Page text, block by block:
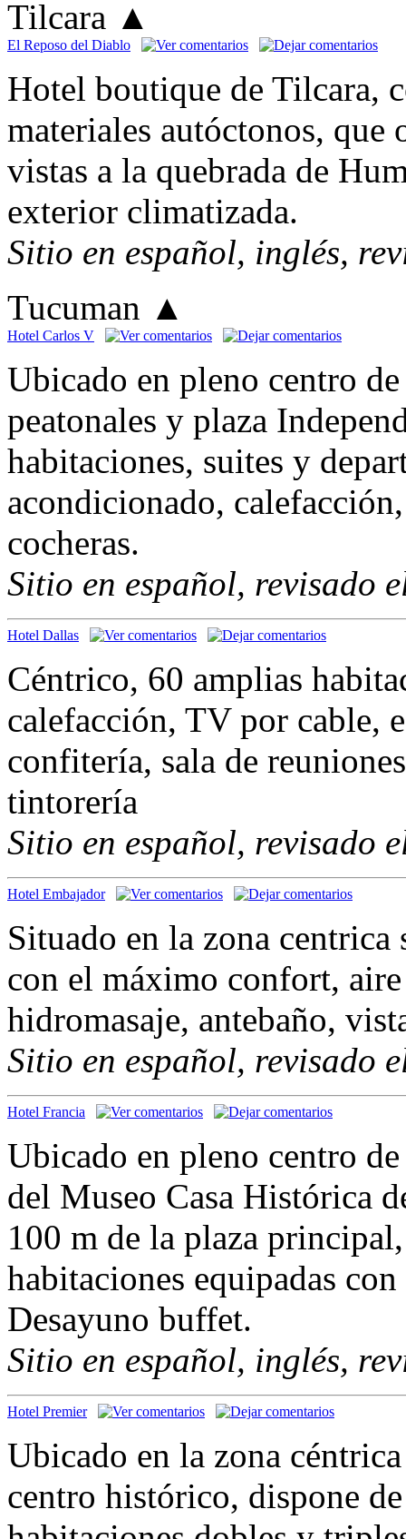
Tilcara ▲
El Reposo del Diablo
Hotel boutique de Tilcara,
materiales autóctonos, que
vistas a la quebrada de
exterior climatizada.
Sitio en español, inglés,
Tucuman ▲
Hotel Carlos V
Ubicado en pleno centro
peatonales y plaza
habitaciones, suites y
acondicionado,
cocheras.
Sitio en español, revisado
Hotel Dallas
Céntrico, 60 amplias
calefacción, TV por cable,
confitería, sala de
tintorería
Sitio en español, revisado
Hotel Embajador
Situado en la zona centrica
con el máximo confort,
hidromasaje, antebaño,
Sitio en español, revisado
Hotel Francia
Ubicado en pleno centro
del Museo Casa Histórica
100 m de la plaza
habitaciones equipadas
Desayuno buffet.
Sitio en español, inglés,
Hotel Premier
Ubicado en la zona
centro histórico, dispone